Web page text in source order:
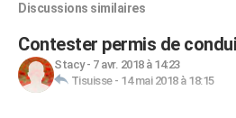
Discussions similaires
Contester permis de
Stacy- 7 avr. 2018 à 14:23
Tisuisse- 14 mai 2018 à 18:15